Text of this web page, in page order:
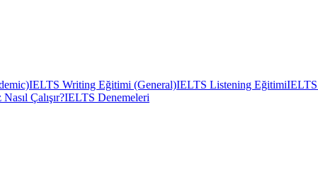
IELTS Writing Eğitimi (General)IELTS Listening Eğitimi
Çalışır?IELTS Denemeleri